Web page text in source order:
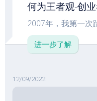
何为王者观-创
2007年，我第一次
进一步了解
12/09/2022